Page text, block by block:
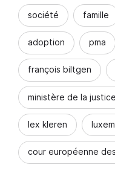
société famille
adoption pma
françois biltgen
ministère de la justice
lex kleren
cour européenne